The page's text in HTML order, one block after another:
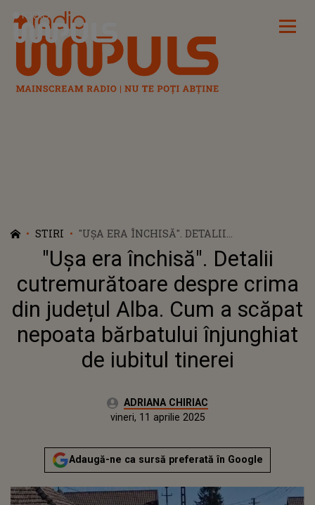
Radio Impuls
STIRI
"UŞA ERA ÎNCHISĂ". DETALII
CUTREMURĂTOARE DESPRE CRIMA DIN
JUDEȚUL ALBA. CUM A SCĂPAT NEPOATA
BĂRBATULUI ÎNJUNGHIAT DE IUBITUL
TINEREI
"Uşa era închisă". Detalii
cutremurătoare despre crima
din județul Alba. Cum a scăpat
nepoata bărbatului înjunghiat
de iubitul tinerei
Autor:ADRIANA CHIRIAC
Actualizat:
vineri, 11 aprilie 2025
Adaugă-ne ca sursă preferată în Google